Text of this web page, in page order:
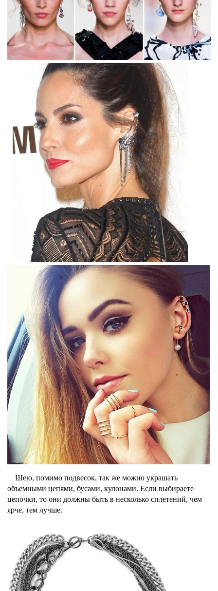
Шею, помимо подвесок, так же можно украшать
объемными цепями, бусами, кулонами. Если выбираете
цепочки, то они должны быть в несколько сплетений, чем
ярче, тем лучше.